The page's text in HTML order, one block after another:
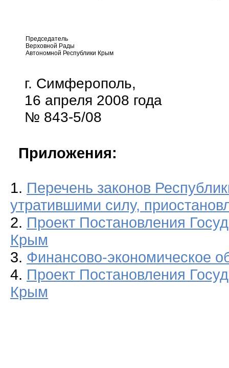
Председатель
Верховной Рады
Автономной Республики Крым
г. Симферополь,
16 апреля 2008 года
№ 843-5/08
Приложения:
1. Перечень законов
утратившими силу,
2. Проект Постановления
Крым
3. Финансово-экономическое
4. Проект Постановления
Крым